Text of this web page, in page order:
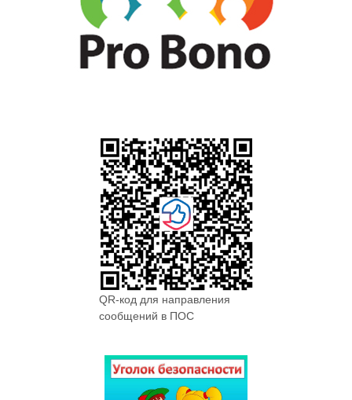
QR-код для направления
сообщений в ПОС